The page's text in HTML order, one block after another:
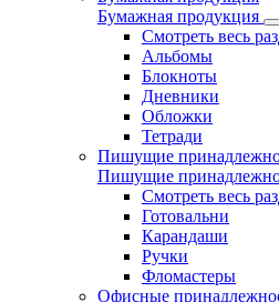
Бумажная продукция
Смотреть весь
Альбомы
Блокноты
Дневники
Обложки
Тетради
Пишущие
Пишущие
Смотреть весь
Готовальни
Карандаши
Ручки
Фломастеры
Офисные